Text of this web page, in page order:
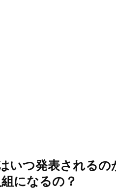
いつ発表されるの
になるの？